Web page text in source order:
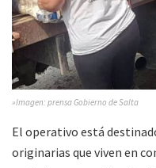
»Imagen: prensa Gobierno de Salta
El operativo está
originarias que viven en